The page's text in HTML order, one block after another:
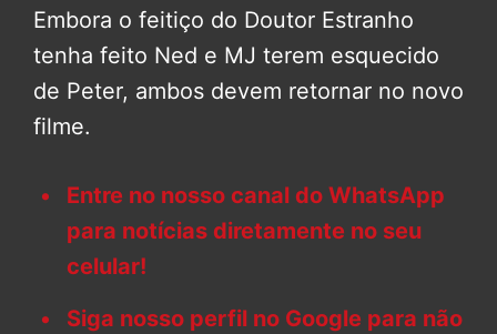
Embora o feitiço do Doutor Estranho
tenha feito Ned e MJ terem esquecido
de Peter, ambos devem retornar no novo
filme.
Entre no nosso canal do WhatsApp
para notícias diretamente no seu
celular!
Siga nosso perfil no Google para não